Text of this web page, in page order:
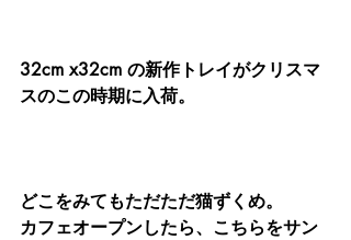
32cm x32cm の新作トレイがクリスマ
スのこの時期に入荷。
どこをみてもただただ猫ずくめ。
カフェオープンしたら、こちらをサン